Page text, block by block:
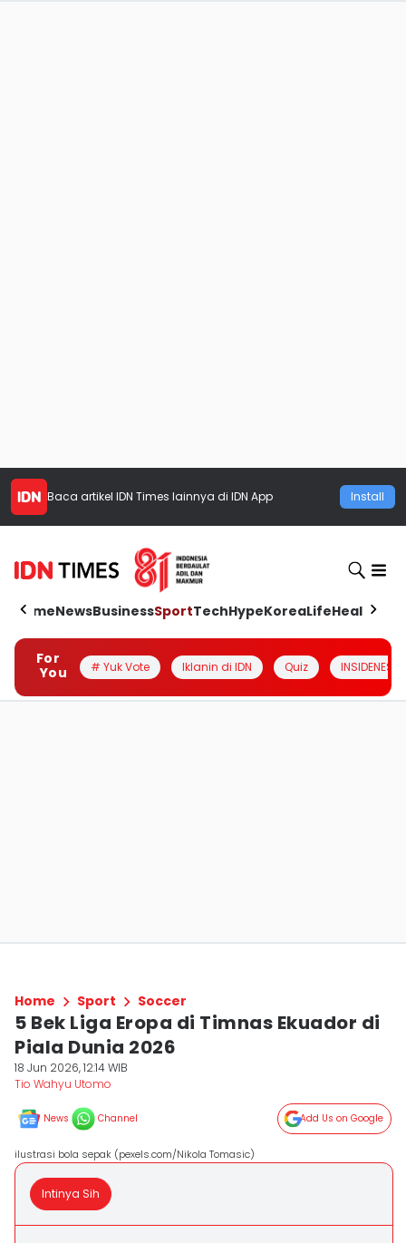
Baca artikel IDN Times lainnya di IDN App Install
HomeNewsBusinessSportTechHypeKoreaLifeHealth
For
You
# Yuk Vote Iklanin di IDN Quiz INSIDENESIA
Home Sport Soccer
5 Bek Liga Eropa di Timnas Ekuador di
Piala Dunia 2026
18 Jun 2026, 12:14 WIB
Tio Wahyu Utomo
News Channel Add Us on Google
ilustrasi bola sepak (pexels.com/Nikola Tomasic)
Intinya Sih